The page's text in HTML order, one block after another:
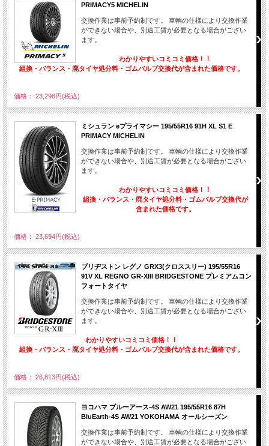
PRIMACY5 MICHELIN
交換作業は事前予約制です。 車輌の仕様により交換作業
ができない場合や、別途工賃が必要となる場合がござい
ます。
わかりやすいコミコミ価格！！
組換・バランス・廃タイヤ処分料・ゴムバルブ交換代が含まれた価格です。
価格： 23,298円(税込)
ミシュラン eプライマシー 195/55R16 91H XL S1 E
PRIMACY MICHELIN
交換作業は事前予約制です。 車輌の仕様により交換作業
ができない場合や、別途工賃が必要となる場合がござい
ます。
わかりやすいコミコミ価格！！
組換・バランス・廃タイヤ処分料・ゴムバルブ交換代が
含まれた価格です。
価格： 23,694円(税込)
ブリヂストン レグノ GRX3(クロススリー) 195/55R16
91V XL REGNO GR-XIII BRIDGESTONE プレミアムコン
フォートタイヤ
交換作業は事前予約制です。 車輌の仕様により交換作業
ができない場合や、別途工賃が必要となる場合がござい
ます。
わかりやすいコミコミ価格！！
組換・バランス・廃タイヤ処分料・ゴムバルブ交換代が含まれた価格です。
価格： 26,813円(税込)
ヨコハマ ブルーアース-4S AW21 195/55R16 87H
BluEarth-4S AW21 YOKOHAMA オールシーズン
交換作業は事前予約制です。 車輌の仕様により交換作業
ができない場合や、別途工賃が必要となる場合がござい